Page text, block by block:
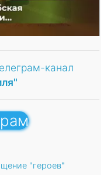
канал
"героев"